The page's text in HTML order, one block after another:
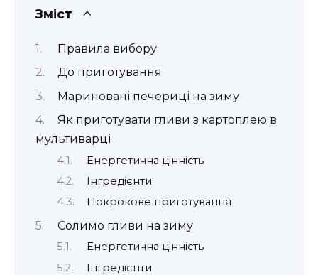
Зміст
Правила вибору
До приготування
Мариновані печериці на зиму
Як приготувати гливи з картоплею в
мультиварці
Енергетична цінність
Інгредієнти
Покрокове приготування
Солимо гливи на зиму
Енергетична цінність
Інгредієнти